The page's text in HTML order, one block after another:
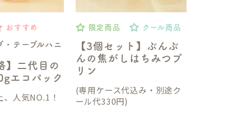
おすすめ
・テーブルハニ
】二代目の
エコパック
人気NO.1！
限定商品 クール商品
【3個セット】ぶんぶ
んの焦がしはちみつプ
リン
(専用ケース代込み・別途ク
ール代330円)